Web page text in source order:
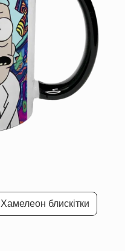
Хамелеон блискітки